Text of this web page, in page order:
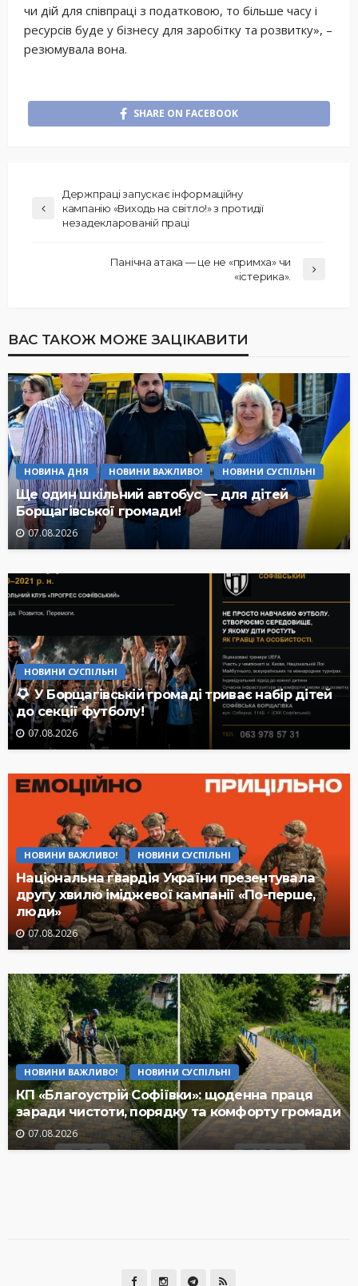
чи дій для співпраці з податковою, то більше часу і
ресурсів буде у бізнесу для заробітку та розвитку», –
резюмувала вона.
SHARE ON FACEBOOK
Держпраці запускає інформаційну
кампанію «Виходь на світло!» з протидії
незадекларованій праці
Панічна атака — це не «примха» чи
«істерика».
ВАС ТАКОЖ МОЖЕ ЗАЦІКАВИТИ
НОВИНА ДНЯ НОВИНИ ВАЖЛИВО! НОВИНИ СУСПІЛЬНІ
Ще один шкільний автобус — для дітей
Борщагівської громади!
07.08.2026
НОВИНИ СУСПІЛЬНІ
У Борщагівській громаді триває набір дітей
до секції футболу!
07.08.2026
НОВИНИ ВАЖЛИВО! НОВИНИ СУСПІЛЬНІ
Національна гвардія України презентувала
другу хвилю іміджевої кампанії «По-перше,
люди»
07.08.2026
НОВИНИ ВАЖЛИВО! НОВИНИ СУСПІЛЬНІ
КП «Благоустрій Софіївки»: щоденна праця
заради чистоти, порядку та комфорту громади
07.08.2026